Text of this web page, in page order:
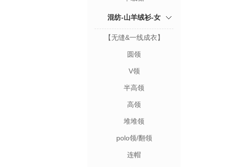
混纺-山羊绒衫-女
【无缝&一线成衣】
圆领
V领
半高领
高领
堆堆领
polo领/翻领
连帽